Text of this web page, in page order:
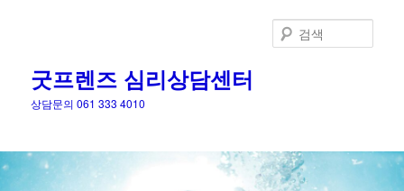
굿프렌즈 심리상담센터
상담문의 061 333 4010
색